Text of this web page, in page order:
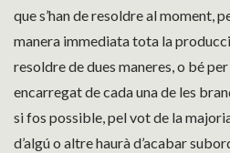
que s’han de resoldre al moment,
manera immediata tota la
resoldre de dues maneres, o bé
encarregat de cada una de les
si fos possible, pel vot de la
d’algú o altre haurà d’acabar